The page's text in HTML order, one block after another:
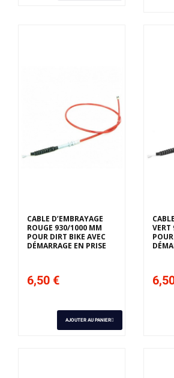
CABLE D’EMBRAYAGE
ROUGE 930/1000 MM
POUR DIRT BIKE AVEC
DÉMARRAGE EN PRISE
6,50 €
AJOUTER AU PANIER